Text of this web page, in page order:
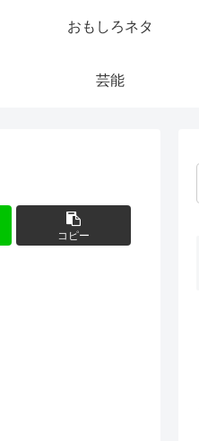
おもしろネタ
芸能
コピー